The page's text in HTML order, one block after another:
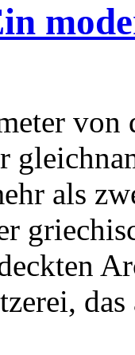
von
als